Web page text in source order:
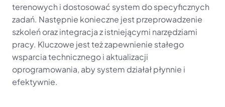
terenowych i dostosować system do specyficznych
zadań. Następnie konieczne jest przeprowadzenie
szkoleń oraz integracja z istniejącymi narzędziami
pracy. Kluczowe jest też zapewnienie stałego
wsparcia technicznego i aktualizacji
oprogramowania, aby system działał płynnie i
efektywnie.